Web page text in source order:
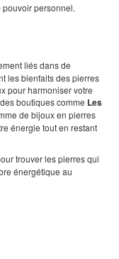
personnel.
liés dans de
les bienfaits des pierres
pour harmoniser votre
boutiques comme Les
de bijoux en pierres
énergie tout en restant
trouver les pierres qui
énergétique au